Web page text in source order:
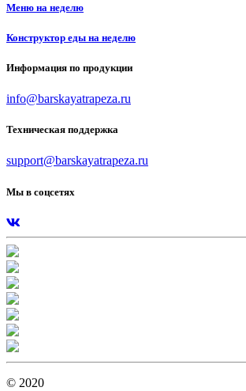
Меню на неделю
Конструктор еды на неделю
Информация по продукции
info@barskayatrapeza.ru
Техническая поддержка
support@barskayatrapeza.ru
Мы в соцсетях
© 2020